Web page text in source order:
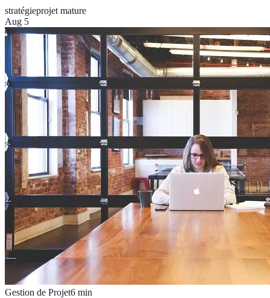
stratégieprojet mature
Aug 5
Gestion de Projet6 min